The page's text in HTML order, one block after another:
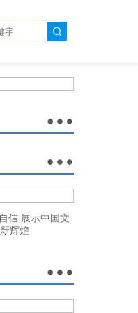
信 展示中国文
辉煌